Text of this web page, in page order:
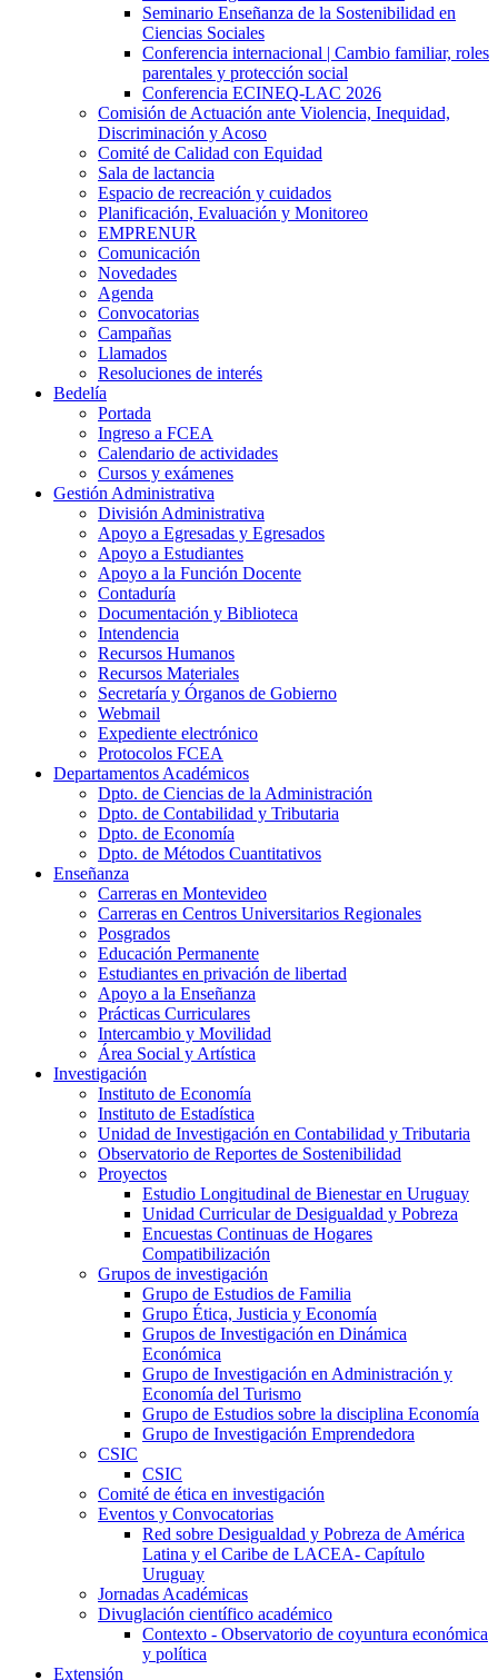
Seminario Enseñanza de la Sostenibilidad en
Ciencias Sociales
Conferencia internacional | Cambio familiar, roles
parentales y protección social
Conferencia ECINEQ-LAC 2026
Comisión de Actuación ante Violencia, Inequidad,
Discriminación y Acoso
Comité de Calidad con Equidad
Sala de lactancia
Espacio de recreación y cuidados
Planificación, Evaluación y Monitoreo
EMPRENUR
Comunicación
Novedades
Agenda
Convocatorias
Campañas
Llamados
Resoluciones de interés
Bedelía
Portada
Ingreso a FCEA
Calendario de actividades
Cursos y exámenes
Gestión Administrativa
División Administrativa
Apoyo a Egresadas y Egresados
Apoyo a Estudiantes
Apoyo a la Función Docente
Contaduría
Documentación y Biblioteca
Intendencia
Recursos Humanos
Recursos Materiales
Secretaría y Órganos de Gobierno
Webmail
Expediente electrónico
Protocolos FCEA
Departamentos Académicos
Dpto. de Ciencias de la Administración
Dpto. de Contabilidad y Tributaria
Dpto. de Economía
Dpto. de Métodos Cuantitativos
Enseñanza
Carreras en Montevideo
Carreras en Centros Universitarios Regionales
Posgrados
Educación Permanente
Estudiantes en privación de libertad
Apoyo a la Enseñanza
Prácticas Curriculares
Intercambio y Movilidad
Área Social y Artística
Investigación
Instituto de Economía
Instituto de Estadística
Unidad de Investigación en Contabilidad y Tributaria
Observatorio de Reportes de Sostenibilidad
Proyectos
Estudio Longitudinal de Bienestar en Uruguay
Unidad Curricular de Desigualdad y Pobreza
Encuestas Continuas de Hogares
Compatibilización
Grupos de investigación
Grupo de Estudios de Familia
Grupo Ética, Justicia y Economía
Grupos de Investigación en Dinámica
Económica
Grupo de Investigación en Administración y
Economía del Turismo
Grupo de Estudios sobre la disciplina Economía
Grupo de Investigación Emprendedora
CSIC
CSIC
Comité de ética en investigación
Eventos y Convocatorias
Red sobre Desigualdad y Pobreza de América
Latina y el Caribe de LACEA- Capítulo
Uruguay
Jornadas Académicas
Divuglación científico académico
Contexto - Observatorio de coyuntura económica
y política
Extensión